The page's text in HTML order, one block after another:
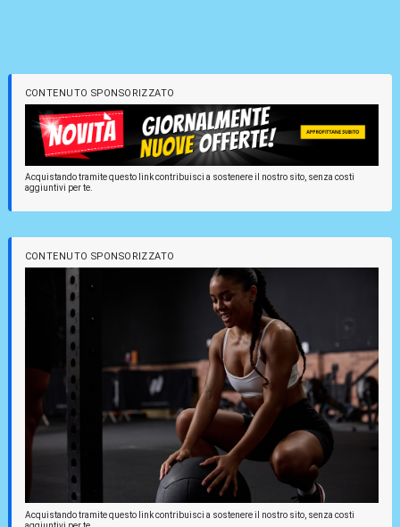
CONTENUTO SPONSORIZZATO
Acquistando tramite questo link contribuisci a sostenere il nostro sito, senza costi
aggiuntivi per te.
CONTENUTO SPONSORIZZATO
Acquistando tramite questo link contribuisci a sostenere il nostro sito, senza costi